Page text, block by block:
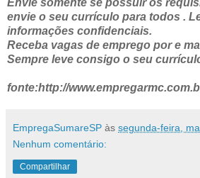
Envie somente se possuir os
envie o seu currículo para todos .
informações confidenciais.
Receba vagas de emprego por e
Sempre leve consigo o seu
fonte:http://
EmpregaSumareSP às segunda-feira,
Nenhum comentário:
Compartilhar